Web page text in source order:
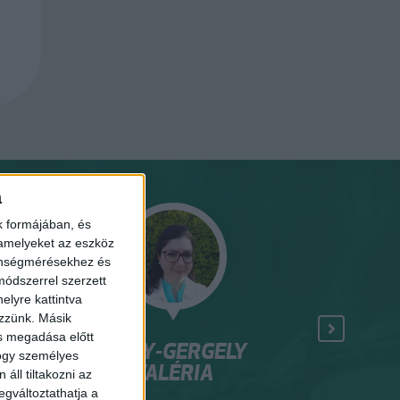
formájában, és
az eszköz
és
szerzett
kattintva
Másik
megadása előtt
személyes
áll tiltakozni az
a
NAGY-GERGELY
VALÉRIA